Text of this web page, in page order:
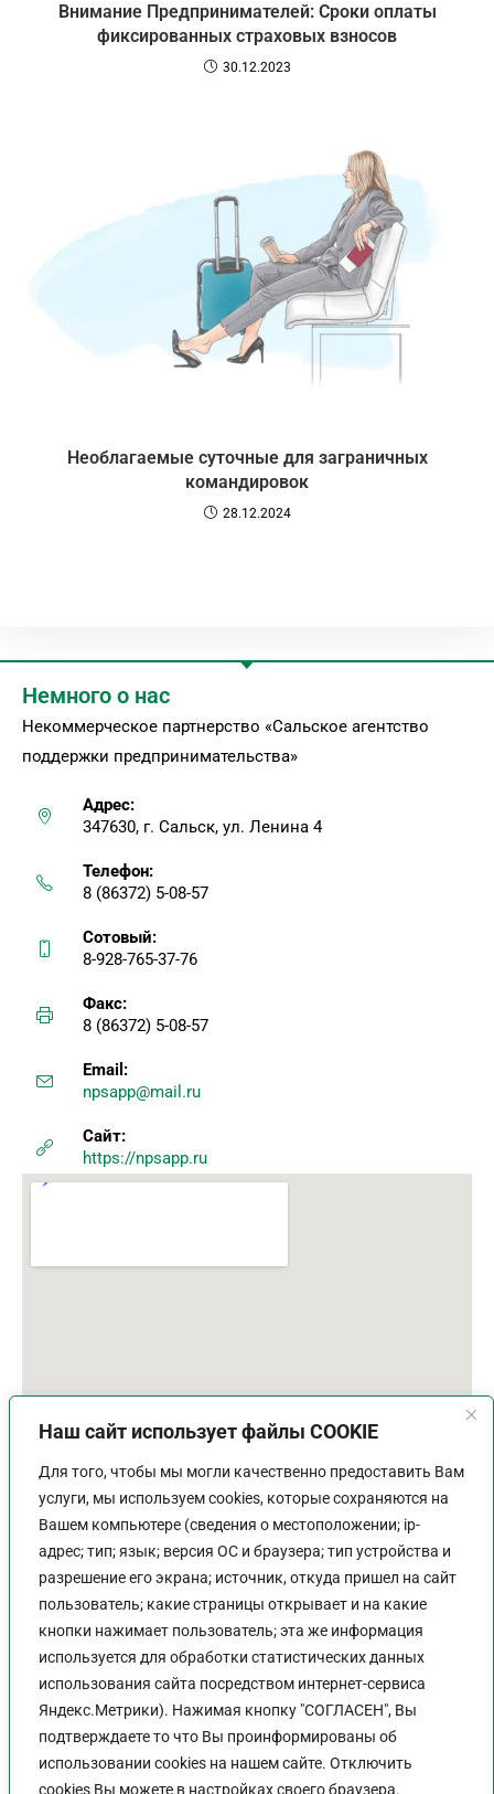
Наш сайт использует файлы COOKIE
Для того, чтобы мы могли качественно предоставить Вам
услуги, мы используем cookies, которые сохраняются на
Вашем компьютере (сведения о местоположении; ip-
адрес; тип; язык; версия ОС и браузера; тип устройства и
разрешение его экрана; источник, откуда пришел на сайт
пользователь; какие страницы открывает и на какие
кнопки нажимает пользователь; эта же информация
используется для обработки статистических данных
использования сайта посредством интернет-сервиса
Яндекс.Метрики). Нажимая кнопку "СОГЛАСЕН", Вы
подтверждаете то что Вы проинформированы об
использовании cookies на нашем сайте. Отключить
cookies Вы можете в настройках своего браузера.
Внимание Предпринимателей: Сроки оплаты
фиксированных страховых взносов
30.12.2023
Необлагаемые суточные для заграничных
командировок
28.12.2024
Немного о нас
Некоммерческое партнерство «Сальское агентство
поддержки предпринимательства»
Адрес:
347630, г. Сальск, ул. Ленина 4
Телефон:
8 (86372) 5-08-57
Сотовый:
8-928-765-37-76
Факс:
8 (86372) 5-08-57
Email:
npsapp@mail.ru
Сайт:
https://npsapp.ru
График работы
Пн-Пт:9:00 - 18:00
Перерыв:13:00 - 14:00
Выходной:Сб - Вс